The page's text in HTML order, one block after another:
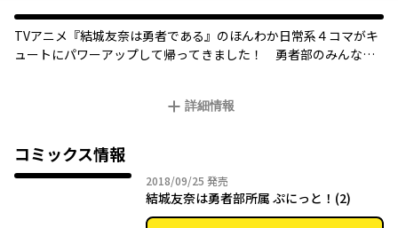
TVアニメ『結城友奈は勇者である』のほんわか日常系４コマがキ
ュートにパワーアップして帰ってきました！ 勇者部のみんなが
詳細情報
コミックス情報
2018/09/25 2018年09月25日
発売
結城友奈は勇者部所属 ぷにっと！(2)